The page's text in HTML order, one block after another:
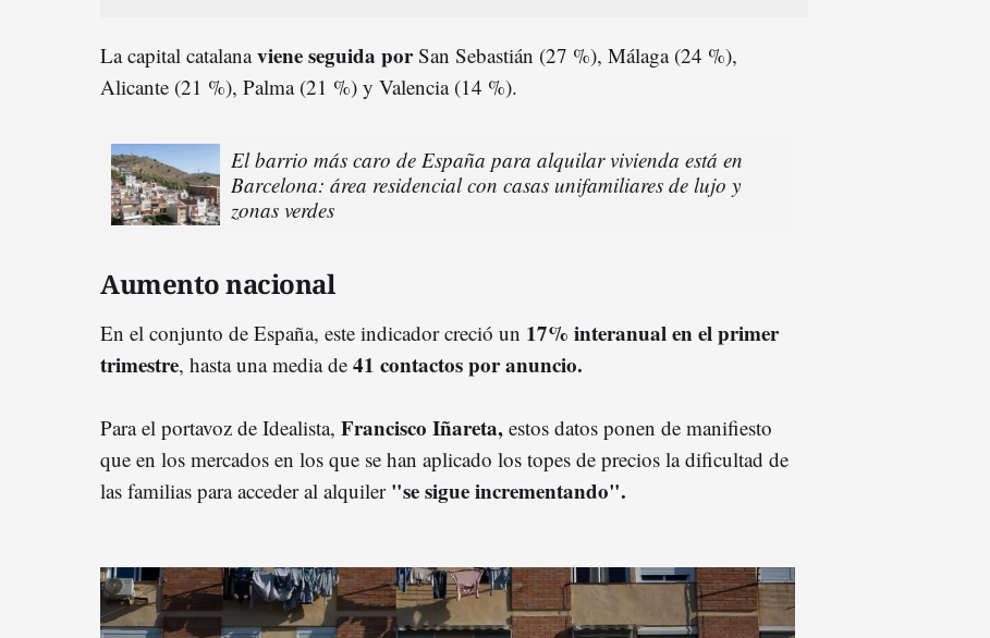
La capital catalanaviene seguida porSan Sebastián (27 %), Málaga (24 %),
Alicante (21 %), Palma (21 %) y Valencia (14 %).
El barrio más caro de España para alquilar vivienda está en
Barcelona: área residencial con casas unifamiliares de lujo y
zonas verdes
Aumento nacional
En el conjunto de España, este indicador creció un 17% interanual en el primer
trimestre, hasta una media de 41 contactos por anuncio.
Para el portavoz de Idealista, Francisco Iñareta, estos datos ponen de manifiesto
que en los mercados en los que se han aplicado los topes de precios la dificultad de
las familias para acceder al alquiler"se sigue incrementando".